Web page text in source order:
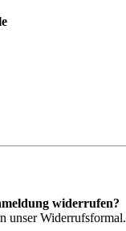
widerrufen?
unser Widerrufsformal.